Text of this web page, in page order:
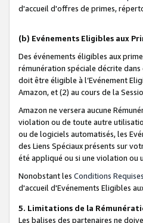
d'accueil d'offres de primes,
(b) Evénements Eligibles aux
Des événements éligibles aux
rémunération spéciale décrite
doit être éligible à l’Evénement
Amazon, et (2) au cours de la
Amazon ne versera aucune
violation ou de toute autre
ou de logiciels automatisés, les
des Liens Spéciaux présents sur
été appliqué ou si une violation ou
Nonobstant les Conditions
d'accueil d'Evénements Eligibles
5. Limitations de la
Les balises des partenaires ne